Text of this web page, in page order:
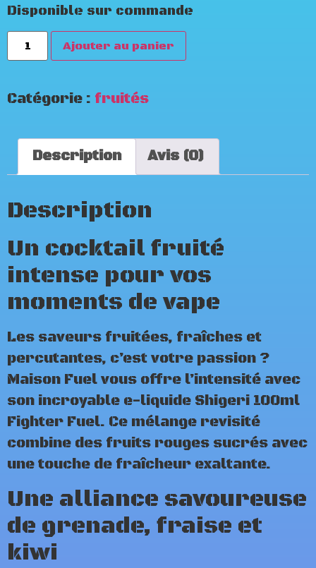
Disponible sur commande
Ajouter au panier
Catégorie : fruités
Description Avis (0)
Description
Un cocktail fruité
intense pour vos
moments de vape
Les saveurs fruitées, fraîches et
percutantes, c’est votre passion ?
Maison Fuel vous offre l’intensité avec
son incroyable e-liquide Shigeri 100ml
Fighter Fuel. Ce mélange revisité
combine des fruits rouges sucrés avec
une touche de fraîcheur exaltante.
Une alliance savoureuse
de grenade, fraise et
kiwi